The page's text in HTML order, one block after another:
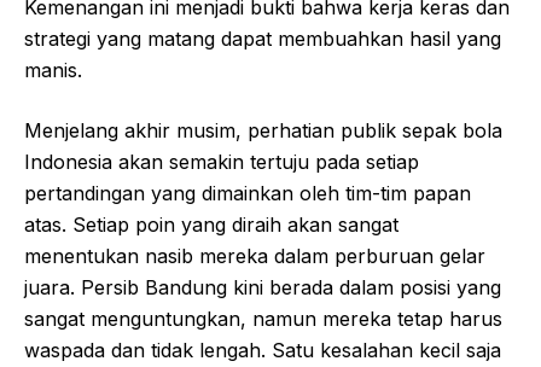
Kemenangan ini menjadi bukti bahwa kerja keras dan
strategi yang matang dapat membuahkan hasil yang
manis.
Menjelang akhir musim, perhatian publik sepak bola
Indonesia akan semakin tertuju pada setiap
pertandingan yang dimainkan oleh tim-tim papan
atas. Setiap poin yang diraih akan sangat
menentukan nasib mereka dalam perburuan gelar
juara. Persib Bandung kini berada dalam posisi yang
sangat menguntungkan, namun mereka tetap harus
waspada dan tidak lengah. Satu kesalahan kecil saja